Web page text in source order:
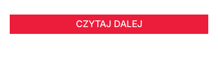
CZYTAJ DALEJ